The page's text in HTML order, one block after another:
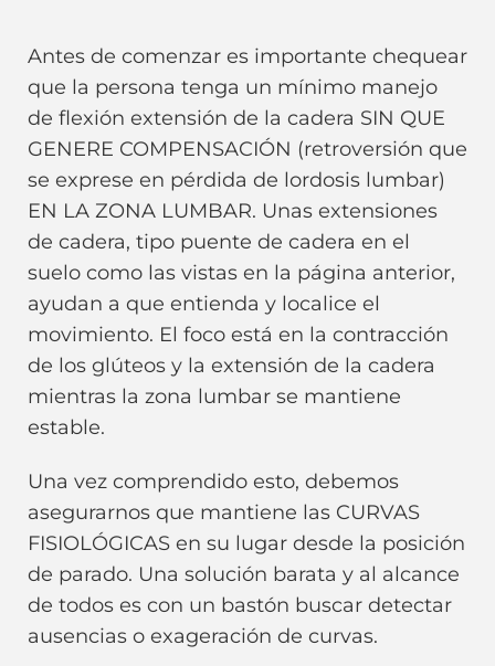
Antes de comenzar es importante chequear
que la persona tenga un mínimo manejo
de flexión extensión de la cadera SIN QUE
GENERE COMPENSACIÓN (retroversión que
se exprese en pérdida de lordosis lumbar)
EN LA ZONA LUMBAR. Unas extensiones
de cadera, tipo puente de cadera en el
suelo como las vistas en la página anterior,
ayudan a que entienda y localice el
movimiento. El foco está en la contracción
de los glúteos y la extensión de la cadera
mientras la zona lumbar se mantiene
estable.
Una vez comprendido esto, debemos
asegurarnos que mantiene las CURVAS
FISIOLÓGICAS en su lugar desde la posición
de parado. Una solución barata y al alcance
de todos es con un bastón buscar detectar
ausencias o exageración de curvas.